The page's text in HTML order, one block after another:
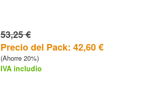
53,25 €
Precio del Pack: 42,60 €
(Ahorre 20%)
IVA includio